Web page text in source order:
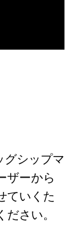
シップマ
ザーから
ていくた
さい。